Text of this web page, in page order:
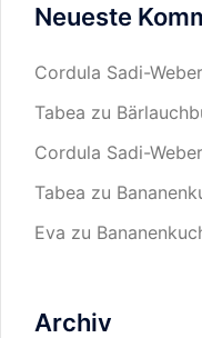
Neueste
Cordula Sadi-Weber
Tabea zu
Cordula Sadi-Weber
Tabea zu
Eva zu
Archiv